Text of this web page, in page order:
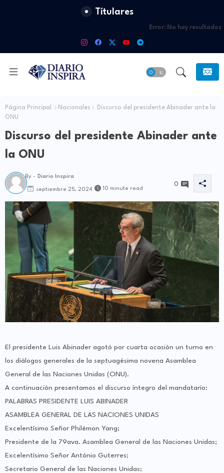
Títulares
Error: No hay resultados
Página Principal Nacionales
Discurso del presidente Abinader ante la
ONU
Discurso del presidente Abinader ante
la ONU
By - Diario Inspira
septiembre 25, 2024 10 minute read
0
El presidente Luis Abinader agotó por cuarta ocasión un turno en
los diálogos generales de la septuagésima novena Asamblea
General de las Naciones Unidas (ONU).
A continuación presentamos el discurso íntegro del mandatario:
PALABRAS PRESIDENTE LUIS ABINADER
ASAMBLEA GENERAL DE LAS NACIONES UNIDAS
Excelentísimo Señor Philémon Yang;
Presidente de la 79ava. Asamblea General de las Naciones Unidas;
Excelentísimo Señor António Guterres;
Secretario General de las Naciones Unidas;